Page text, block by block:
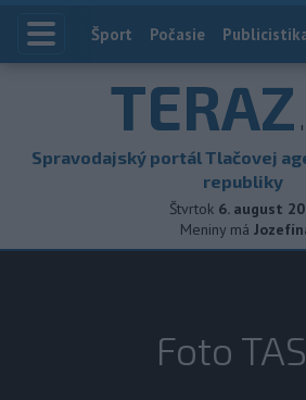
Index
Šport Počasie
TERAZ
Spravodajský portál Tlačovej
republiky
Štvrtok 6. august
Meniny má
Foto